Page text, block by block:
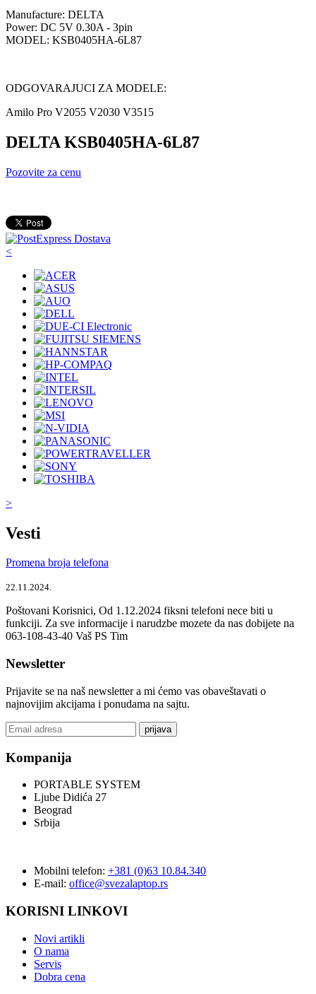
Manufacture: DELTA
Power: DC 5V 0.30A - 3pin
MODEL: KSB0405HA-6L87
ODGOVARAJUCI ZA MODELE:
Amilo Pro V2055 V2030 V3515
DELTA KSB0405HA-6L87
Pozovite za cenu
<
>
Vesti
Promena broja telefona
22.11.2024.
Poštovani Korisnici, Od 1.12.2024 fiksni telefoni nece biti u
funkciji. Za sve informacije i narudzbe mozete da nas dobijete na
063-108-43-40 Vaš PS Tim
Newsletter
Prijavite se na naš newsletter a mi ćemo vas obaveštavati o
najnovijim akcijama i ponudama na sajtu.
prijava
Kompanija
PORTABLE SYSTEM
Ljube Didića 27
Beograd
Srbija
Mobilni telefon: +381 (0)63 10.84.340
E-mail: office@svezalaptop.rs
KORISNI LINKOVI
Novi artikli
O nama
Servis
Dobra cena